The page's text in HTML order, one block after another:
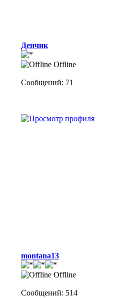
Денчик
Offline
Сообщений: 71
montana13
Offline
Сообщений: 514